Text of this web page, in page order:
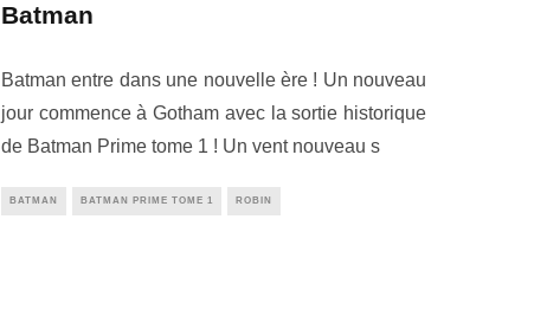
Batman
Batman entre dans une nouvelle ère ! Un nouveau
jour commence à Gotham avec la sortie historique
de Batman Prime tome 1 ! Un vent nouveau s
BATMAN BATMAN PRIME TOME 1 ROBIN